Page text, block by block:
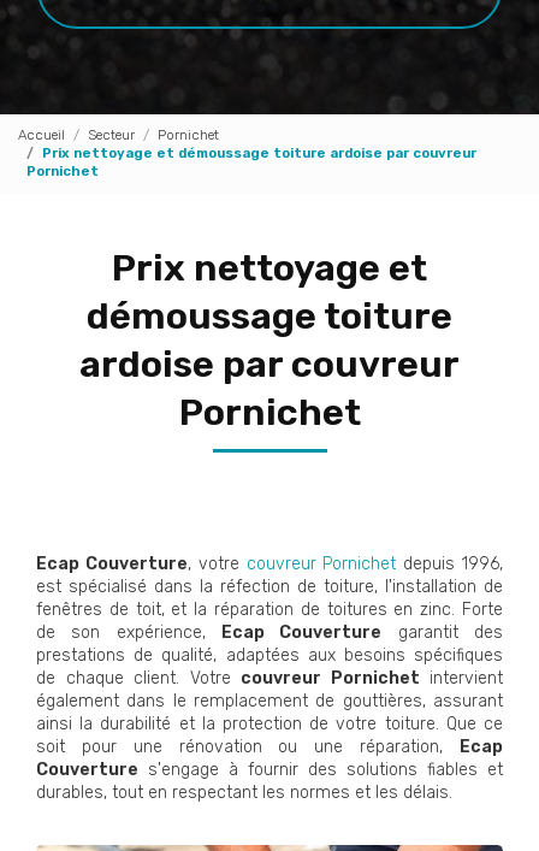
Accueil Secteur
Pornichet
Prix nettoyage et démoussage toiture ardoise par couvreur
Pornichet
Prix nettoyage et
démoussage toiture
ardoise par couvreur
Pornichet
Ecap Couverture, votre couvreur Pornichet depuis 1996,
est spécialisé dans la réfection de toiture, l'installation de
fenêtres de toit, et la réparation de toitures en zinc. Forte
de son expérience,
Ecap Couverture garantit des
prestations de qualité, adaptées aux besoins spécifiques
de chaque client. Votre couvreur Pornichet intervient
également dans le remplacement de gouttières, assurant
ainsi la durabilité et la protection de votre toiture. Que ce
soit pour une rénovation ou une réparation,
Ecap
Couverture s'engage à fournir des solutions fiables et
durables, tout en respectant les normes et les délais.